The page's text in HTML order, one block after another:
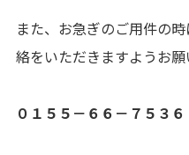
また、お急ぎのご用件の
絡をいただきますようお願
０１５５－６６－７５３６